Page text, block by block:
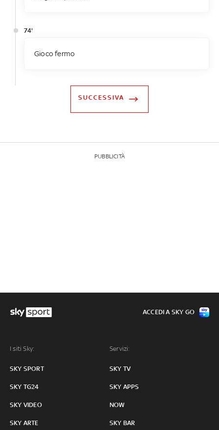
74'
Gioco fermo
SUCCESSIVA
PUBBLICITÀ
I siti Sky:
SKY SPORT
SKY TG24
SKY VIDEO
SKY ARTE
Servizi:
SKY TV
SKY APPS
NOW
SKY BAR
ACCEDI A SKY GO